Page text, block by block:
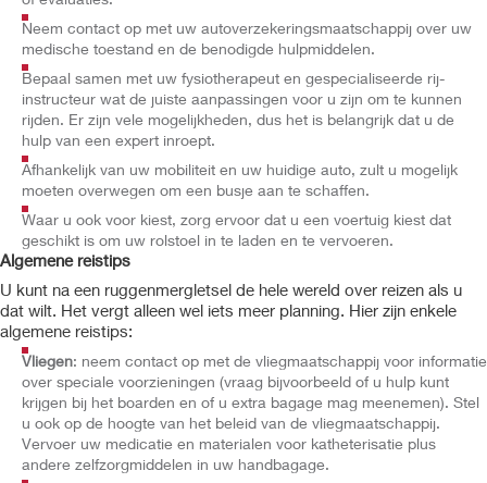
Neem contact op met uw autoverzekeringsmaatschappij over uw
medische toestand en de benodigde hulpmiddelen.
Bepaal samen met uw fysiotherapeut en gespecialiseerde rij-
instructeur wat de juiste aanpassingen voor u zijn om te kunnen
rijden. Er zijn vele mogelijkheden, dus het is belangrijk dat u de
hulp van een expert inroept.
Afhankelijk van uw mobiliteit en uw huidige auto, zult u mogelijk
moeten overwegen om een busje aan te schaffen.
Waar u ook voor kiest, zorg ervoor dat u een voertuig kiest dat
geschikt is om uw rolstoel in te laden en te vervoeren.
Algemene reistips
U kunt na een ruggenmergletsel de hele wereld over reizen als u
dat wilt. Het vergt alleen wel iets meer planning. Hier zijn enkele
algemene reistips:
Vliegen: neem contact op met de vliegmaatschappij voor informatie
over speciale voorzieningen (vraag bijvoorbeeld of u hulp kunt
krijgen bij het boarden en of u extra bagage mag meenemen). Stel
u ook op de hoogte van het beleid van de vliegmaatschappij.
Vervoer uw medicatie en materialen voor katheterisatie plus
andere zelfzorgmiddelen in uw handbagage.